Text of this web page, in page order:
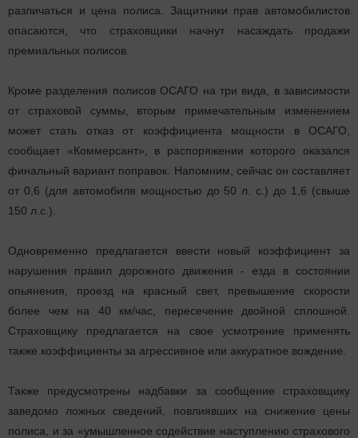
различаться и цена полиса. Защитники прав автомобилистов
опасаются, что страховщики начнут насаждать продажи
премиальных полисов.
Кроме разделения полисов ОСАГО на три вида, в зависимости
от страховой суммы, вторым примечательным изменением
может стать отказ от коэффициента мощности в ОСАГО,
сообщает «Коммерсант», в распоряжении которого оказался
финальный вариант поправок. Напомним, сейчас он составляет
от 0,6 (для автомобиля мощностью до 50 л. с.) до 1,6 (свыше
150 л.с.).
Одновременно предлагается ввести новый коэффициент за
нарушения правил дорожного движения - езда в состоянии
опьянения, проезд на красный свет, превышение скорости
более чем на 40 км/час, пересечение двойной сплошной.
Страховщику предлагается на свое усмотрение применять
также коэффициенты за агрессивное или аккуратное вождение.
Также предусмотрены надбавки за сообщение страховщику
заведомо ложных сведений, повлиявших на снижение цены
полиса, и за «умышленное содействие наступлению страхового